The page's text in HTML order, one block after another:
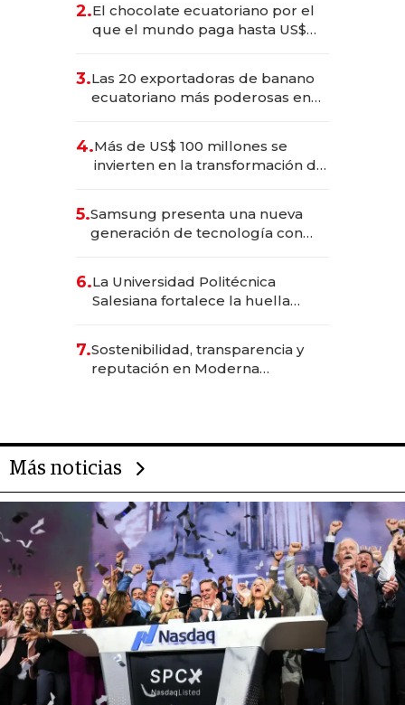
2.El chocolate ecuatoriano por el
que el mundo paga hasta US$
3.Las 20 exportadoras de banano
ecuatoriano más poderosas en
4.Más de US$ 100 millones se
invierten en la transformación de
5.Samsung presenta una nueva
generación de tecnología con
6.La Universidad Politécnica
Salesiana fortalece la huella
7.Sostenibilidad, transparencia y
reputación en Moderna
Más noticias